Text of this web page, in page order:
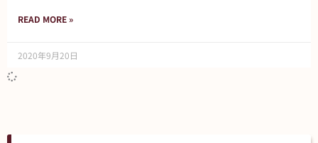
READ MORE »
2020年9月20日